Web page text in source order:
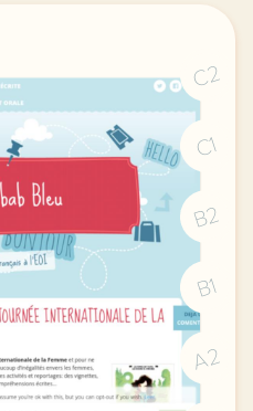
C2
C1
B2
B1
A2